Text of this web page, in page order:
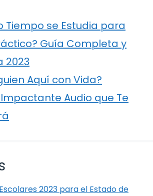
Tiempo se Estudia para
Guía Completa y
2023
Aquí con Vida?
Audio que Te
2023 para el Estado de